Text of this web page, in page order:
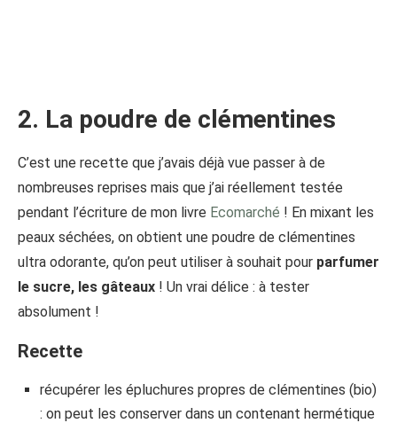
2. La poudre de clémentines
C’est une recette que j’avais déjà vue passer à de
nombreuses reprises mais que j’ai réellement testée
pendant l’écriture de mon livre Ecomarché ! En mixant les
peaux séchées, on obtient une poudre de clémentines
ultra odorante, qu’on peut utiliser à souhait pour parfumer
le sucre, les gâteaux ! Un vrai délice : à tester
absolument !
Recette
récupérer les épluchures propres de clémentines (bio)
: on peut les conserver dans un contenant hermétique